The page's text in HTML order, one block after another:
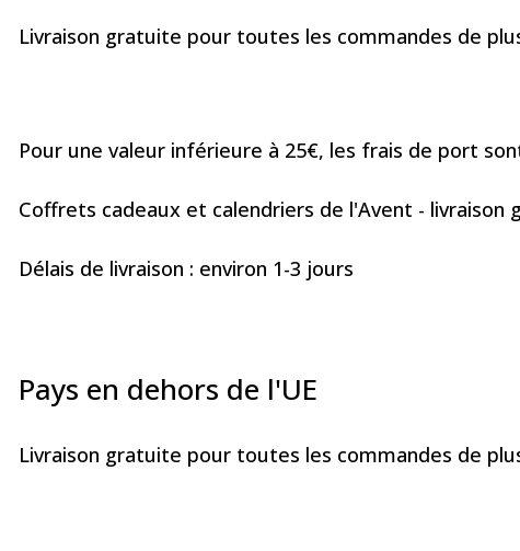
Livraison gratuite pour toutes les commandes de
Pour une valeur inférieure à 25€, les frais de port
Coffrets cadeaux et calendriers de l'Avent - livraison
Délais de livraison : environ 1-3 jours
Pays en dehors de l'UE
Livraison gratuite pour toutes les commandes de